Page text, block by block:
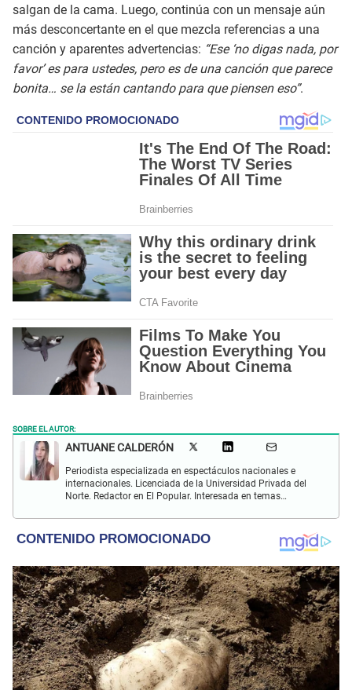
salgan de la cama. Luego, continúa con un mensaje aún
más desconcertante en el que mezcla referencias a una
canción y aparentes advertencias: “Ese ‘no digas nada, por
favor’ es para ustedes, pero es de una canción que parece
bonita… se la están cantando para que piensen eso”.
SOBRE EL AUTOR:
ANTUANE CALDERÓN
Periodista especializada en espectáculos nacionales e
internacionales. Licenciada de la Universidad Privada del
Norte. Redactor en El Popular. Interesada en temas
y televisión.